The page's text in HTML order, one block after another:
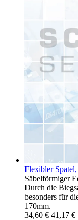
Flexibler
Säbelförmiger
Durch die
besonders für
170mm.
34,60 € 41,17 €